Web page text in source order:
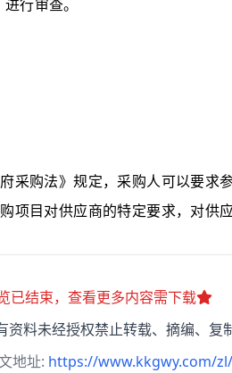
进行审查。
府采购法》规定，采购人可以要
项目对供应商的特定要求，对供
已结束，查看更多内容需下载
资料未经授权禁止转载、摘编、复
地址: https://www.kkgwy.com/